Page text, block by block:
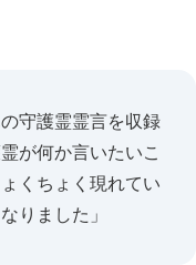
守護霊霊言を収録
が何か言いたいこ
くちょく現れてい
りました」